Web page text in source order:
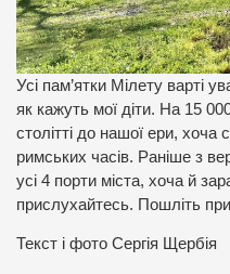
Усі пам’ятки Мілету варті
як кажуть мої діти. На 15
столітті до нашої ери, хоча
римських часів. Раніше з
усі 4 порти міста, хоча й
прислухайтесь. Пошліть
Текст і фото Сергія Щербія